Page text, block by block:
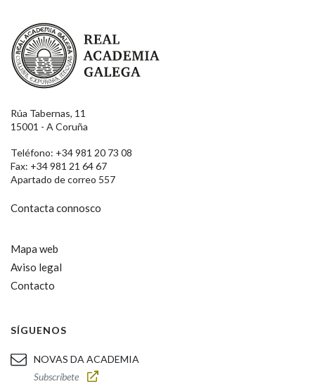
Real Academia Galega
Rúa Tabernas, 11
15001 - A Coruña
Teléfono: +34 981 20 73 08
Fax: +34 981 21 64 67
Apartado de correo 557
Contacta connosco
Mapa web
Aviso legal
Contacto
SÍGUENOS
NOVAS DA ACADEMIA
Subscríbete